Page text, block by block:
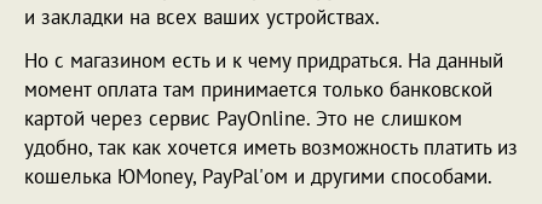
и закладки на всех ваших устройствах.
Но с магазином есть и к чему придраться. На данный
момент оплата там принимается только банковской
картой через сервис PayOnline. Это не слишком
удобно, так как хочется иметь возможность платить из
кошелька ЮMoney, PayPal'ом и другими способами.